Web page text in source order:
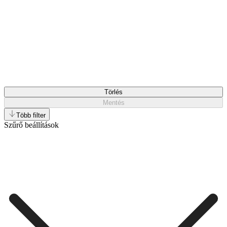
Törlés
Mentés
Több filter
Szűrő beállítások